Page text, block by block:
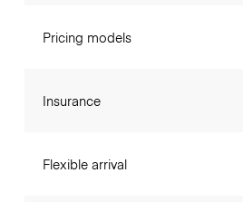
Pricing models
Insurance
Flexible arrival